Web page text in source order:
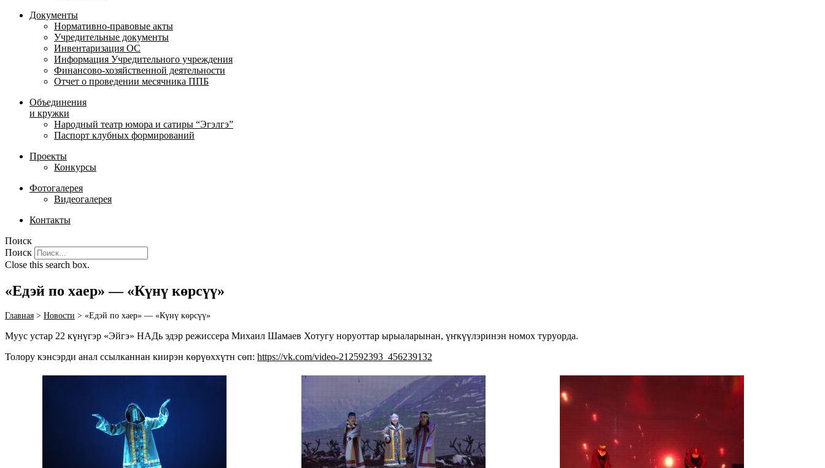
Документы
Нормативно-правовые акты
Учредительные документы
Инвентаризация ОС
Информация Учредительного учреждения
Финансово-хозяйственной деятельности
Отчет о проведении месячника ППБ
Объединения
и кружки
Народный театр юмора и сатиры “Эгэлгэ”
Паспорт клубных формирований
Проекты
Конкурсы
Фотогалерея
Видеогалерея
Контакты
Поиск
Поиск
Close this search box.
«Едэй по хаер» — «Күнү көрсүү»
Главная > Новости > «Едэй по хаер» — «Күнү көрсүү»
Муус устар 22 күнүгэр «Эйгэ» НАДь эдэр режиссера Михаил Шамаев Хотугу норуоттар ырыаларынан, үҥкүүлэринэн номох туруорда.
Толору кэнсэрди анал ссылканнан киирэн көрүөххүтн сөп: https://vk.com/video-212592393_456239132